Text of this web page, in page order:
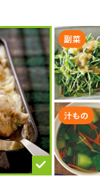
副菜
汁もの